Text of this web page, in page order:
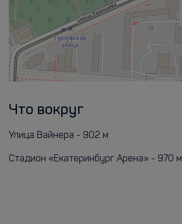
Что вокруг
Улица Вайнера - 902 м
Стадион «Екатеринбург Арена» - 970 м